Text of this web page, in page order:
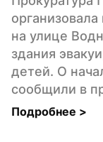
на улице
здания
детей. О
сообщили в
Подробнее >